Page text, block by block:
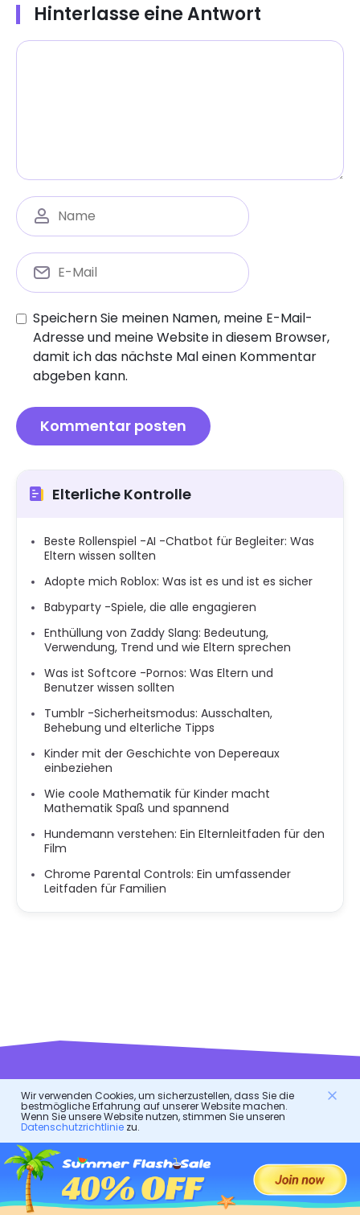
Hinterlasse eine Antwort
Speichern Sie meinen Namen, meine E-Mail-
Adresse und meine Website in diesem Browser,
damit ich das nächste Mal einen Kommentar
abgeben kann.
Elterliche Kontrolle
Beste Rollenspiel -AI -Chatbot für Begleiter: Was
Eltern wissen sollten
Adopte mich Roblox: Was ist es und ist es sicher
Babyparty -Spiele, die alle engagieren
Enthüllung von Zaddy Slang: Bedeutung,
Verwendung, Trend und wie Eltern sprechen
Was ist Softcore -Pornos: Was Eltern und
Benutzer wissen sollten
Tumblr -Sicherheitsmodus: Ausschalten,
Behebung und elterliche Tipps
Kinder mit der Geschichte von Depereaux
einbeziehen
Wie coole Mathematik für Kinder macht
Mathematik Spaß und spannend
Hundemann verstehen: Ein Elternleitfaden für den
Film
Chrome Parental Controls: Ein umfassender
Leitfaden für Familien
FlashGet Kids
Eine fürsorgliche Elternkontroll-App für alle!
Es ist ein Online-Assistent für Eltern, um ihre Kinder zu
schützen.
Wir verwenden Cookies, um sicherzustellen, dass Sie die
bestmögliche Erfahrung auf unserer Website machen.
Wenn Sie unsere Website nutzen, stimmen Sie unseren
Datenschutzrichtliniezu.